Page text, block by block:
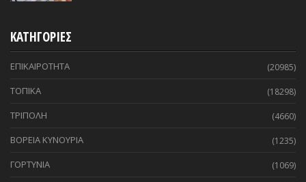
ΚΑΤΗΓΟΡΙΕΣ
ΕΠΙΚΑΙΡΟΤΗΤΑ (20985)
ΤΟΠΙΚΑ (18298)
ΤΡΙΠΟΛΗ (4660)
ΒΟΡΕΙΑ ΚΥΝΟΥΡΙΑ (1235)
ΓΟΡΤΥΝΙΑ (1069)